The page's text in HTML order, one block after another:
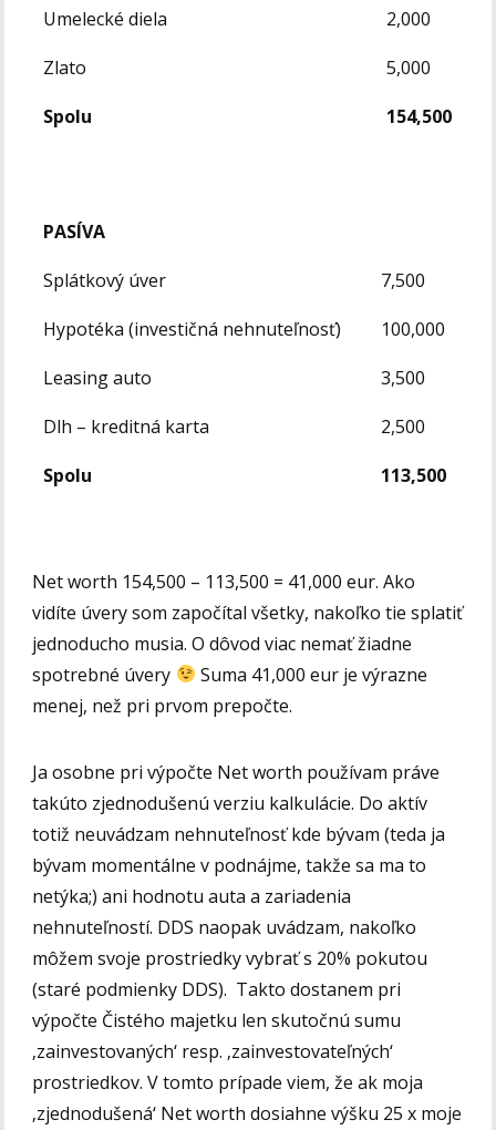
Umelecké diela
2,000
Zlato
5,000
Spolu
154,500
PASÍVA
Splátkový úver
7,500
Hypotéka (investičná nehnuteľnosť)
100,000
Leasing auto
3,500
Dlh – kreditná karta
2,500
Spolu
113,500
Net worth 154,500 – 113,500 = 41,000 eur. Ako
vidíte úvery som započítal všetky, nakoľko tie splatiť
jednoducho musia. O dôvod viac nemať žiadne
spotrebné úvery
Suma 41,000 eur je výrazne
menej, než pri prvom prepočte.
Ja osobne pri výpočte Net worth používam práve
takúto zjednodušenú verziu kalkulácie. Do aktív
totiž neuvádzam nehnuteľnosť kde bývam (teda ja
bývam momentálne v podnájme, takže sa ma to
netýka;) ani hodnotu auta a zariadenia
nehnuteľností. DDS naopak uvádzam, nakoľko
môžem svoje prostriedky vybrať s 20% pokutou
(staré podmienky DDS). Takto dostanem pri
výpočte Čistého majetku len skutočnú sumu
‚zainvestovaných‘ resp. ‚zainvestovateľných‘
prostriedkov. V tomto prípade viem, že ak moja
‚zjednodušená‘ Net worth dosiahne výšku 25 x moje